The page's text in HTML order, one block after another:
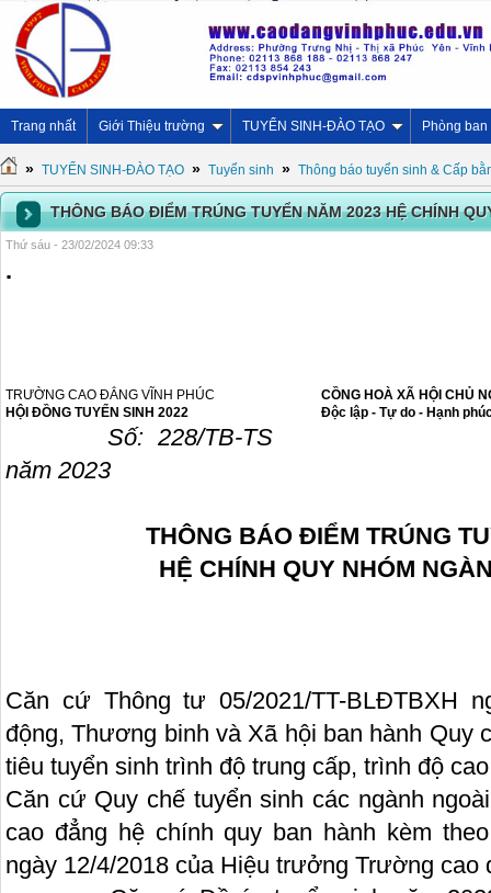
Trang nhất Giới Thiệu trường TUYỂN SINH-ĐÀO TẠO Phòng ban
» TUYỂN SINH-ĐÀO TẠO » Tuyển sinh » Thông báo tuyển sinh & Cấp
THÔNG BÁO ĐIỂM TRÚNG TUYỂN NĂM 2023 HỆ CHÍNH
Thứ sáu - 23/02/2024 09:33
.
TRƯỜNG CAO ĐẲNG VĨNH PHÚC
CỒNG HOÀ XÃ HỘI CHỦ
HỘI ĐỒNG TUYỂN SINH 2022
Độc lập - Tự do - Hạnh
Số: 228/TB-TS Phúc
năm 2023
THÔNG BÁO ĐIỂM TRÚNG
HỆ CHÍNH QUY NHÓM
Căn cứ Thông tư 05/2021/TT-BLĐTBXH
động, Thương binh và Xã hội ban hành Quy
tiêu tuyển sinh trình độ trung cấp, trình độ
Căn cứ Quy chế tuyển sinh các ngành
cao đẳng hệ chính quy ban hành kèm
ngày 12/4/2018 của Hiệu trưởng Trường cao